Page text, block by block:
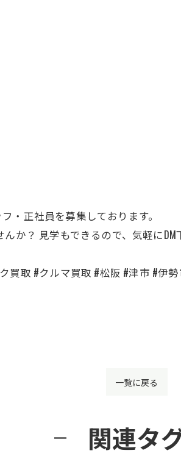
・正社員を募集しております。
か？ 見学もできるので、気軽にDM
取 #クルマ買取 #松阪 #津市 #伊
一覧に戻る
関連タ